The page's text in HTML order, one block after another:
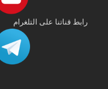
رابط قناتنا على التلغرام